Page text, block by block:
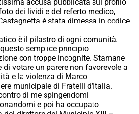
accusa pubblicata sul profilo
dei lividi e del referto medico,
è stata dimessa in codice
è il pilastro di ogni comunità.
semplice principio
con troppe incognite. Stamane
di votare un parere non favorevole a
e la violenza di Marco
municipale di Fratelli d’Italia.
di me spingendomi
e poi ha occupato